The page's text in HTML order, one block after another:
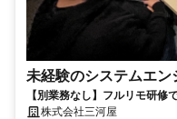
未経験のシステムエン
【別業務なし】フルリモ研修
株式会社三河屋